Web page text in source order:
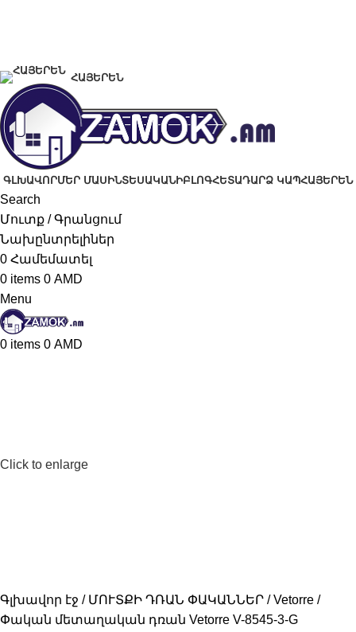
ՀԱՅԵՐԵՆ
ԳԼԽԱՎՈՐՄԵՐ ՄԱՍԻՆՏԵՍԱԿԱՆԻԲԼՈԳՀԵՏԱԴԱՐՁ ԿԱՊՀԱՅԵՐԵՆ
Search
Մուտք / Գրանցում
Նախընտրելիներ
0 Համեմատել
0 items 0 AMD
Menu
0 items 0 AMD
Click to enlarge
Գլխավոր էջ ՄՈՒՏՔԻ ԴՌԱՆ ՓԱԿԱՆՆԵՐ
Vetorre
Փական մետաղական դռան Vetorre V-8545-3-G